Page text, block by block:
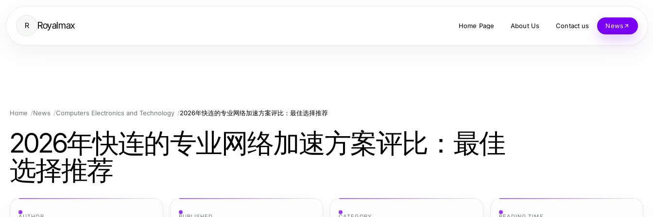
R Royalmax Home Page About Us Contact us News
Home News Computers Electronics and Technology 2026年快连的专业网络加速方案评比：最佳选择推荐
2026年快连的专业网络加速方案评比：最佳
选择推荐